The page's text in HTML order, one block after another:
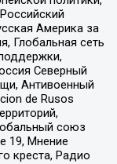
Америка за
Глобальная сеть
Северный
Антивоенный
de Rusos
союз
19, Мнение
креста, Радио